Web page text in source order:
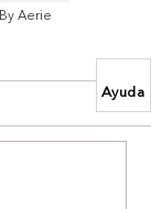
Ayuda
Aerie